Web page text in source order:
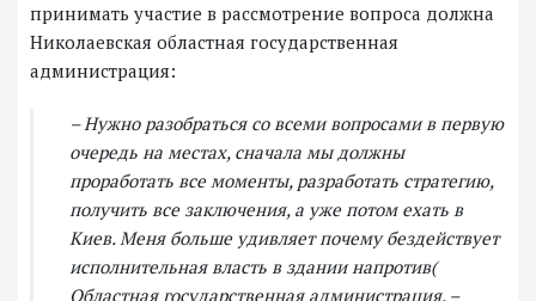
принимать участие в рассмотрение вопроса должна
Николаевская областная государственная
администрация:
– Нужно разобраться со всеми вопросами в первую
очередь на местах, сначала мы должны
проработать все моменты, разработать стратегию,
получить все заключения, а уже потом ехать в
Киев. Меня больше удивляет почему бездействует
исполнительная власть в здании напротив(
Областная государственная администрация, –